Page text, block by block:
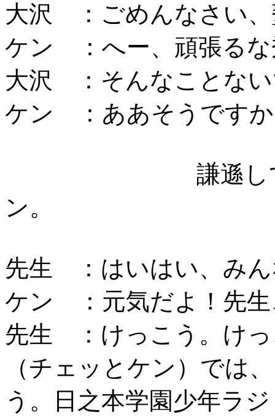
大沢 ：ごめんなさい、
ケン ：へー、頑張るな
大沢 ：そんなことな
ケン ：ああそうです
謙遜
ン。
先生 ：はいはい、みん
ケン ：元気だよ！先生
先生 ：けっこう。けっ
（チェッとケン）では
う。日之本学園少年ラジ